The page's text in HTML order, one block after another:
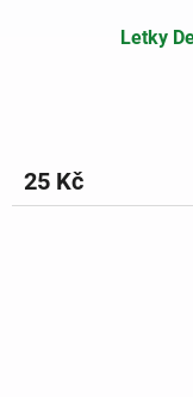
Letky
25 Kč